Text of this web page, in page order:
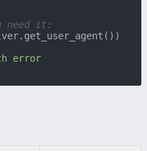
need it:
error